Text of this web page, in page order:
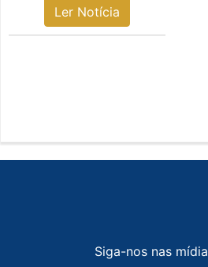
Ler Notícia
Siga-nos nas